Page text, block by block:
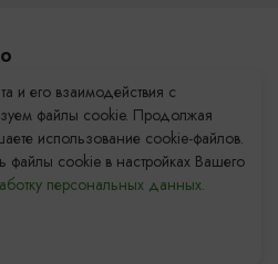
и его взаимодействия с
файлы cookie. Продолжая
использование cookie-файлов.
файлы cookie в настройках Вашего
персональных данных.